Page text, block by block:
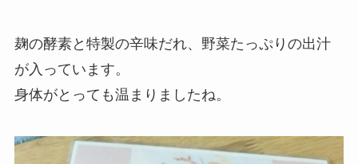
麹の酵素と特製の辛味だれ、野菜たっぷりの出汁
が入っています。
身体がとっても温まりましたね。